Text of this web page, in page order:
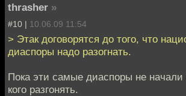
thrasher »
#10 | 10.06.09 11:54
> Этак договорятся до того, что
диаспоры надо разогнать.
Пока эти самые диаспоры не
кого разгонять.